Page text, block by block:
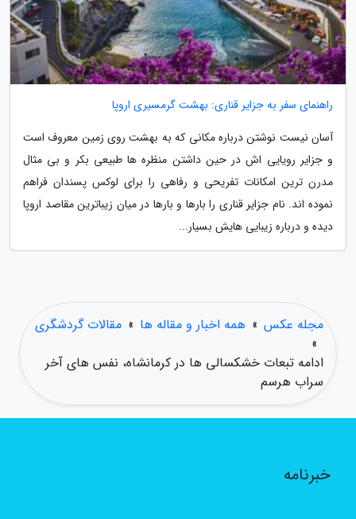
راهنمای سفر به جزایر قناری: بهشت گرمسیری اروپا
آسان نیست نوشتن درباره مکانی که به بهشت روی زمین معروف است
و جزایر رویایی اش در حین داشتن منظره ها طبیعی بکر و بی مثال
مدرن ترین امکانات تفریحی و رفاهی را برای لوکس پسندان فراهم
نموده اند. نام جزایر قناری را بارها و بارها در میان زیباترین مقاصد اروپا
دیده و درباره زیبایی هایش بسیار...
مجله عکس » همه اخبار و مقاله ها » مقالات گردشگری
»
ادامه تبعات خشکسالی ها در کرمانشاه، نفس های آخر
سراب هرسم
خبرنامه